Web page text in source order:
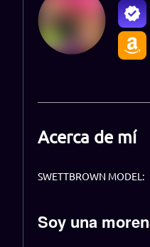
Acerca de mí
SWETTBROWN MODEL:
Soy una